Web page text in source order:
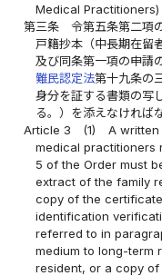
Medical Practitioners)
第三条
令第五条第二項
戸籍抄本（中長期在留
及び同条第一項の申請
難民認定法第十九条の
身分を証する書類の写
る。）を添えなければ
Article 3
(1)
A
medical practitioners
5 of the Order must
extract of the family
copy of the
identification
referred to in
medium to long-term
resident, or a copy